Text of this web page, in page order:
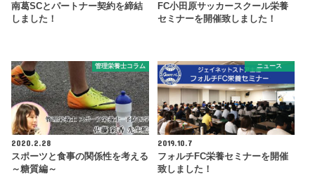
南葛SCとパートナー契約を締結
しました！
FC小田原サッカースクール栄養
セミナーを開催致しました！
管理栄養士コラム
2020.2.28
スポーツと食事の関係性を考える
～糖質編～
ニュース
2019.10.7
フォルチFC栄養セミナーを開催
致しました！